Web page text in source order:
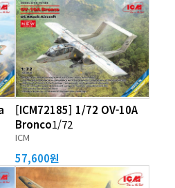
[ICM72185] 1/72 OV-10A
Bronco1/72
ICM
57,600원